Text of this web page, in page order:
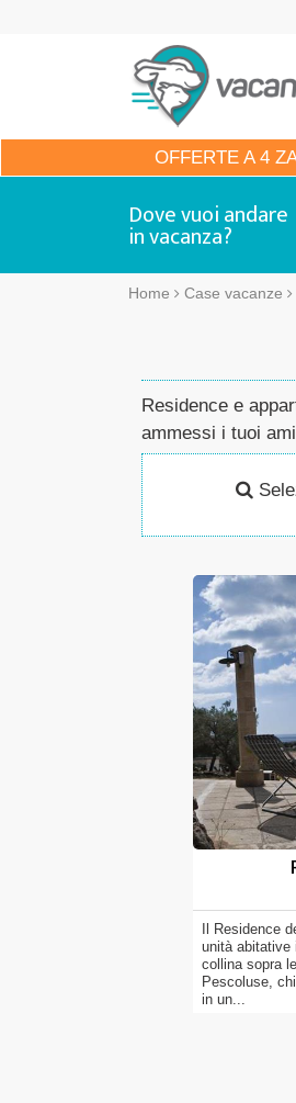
OFFERTEA 4
Dove vuoi andare
in vacanza?
Home Case vacanze
Residence e
ammessi i tuoi
Il Residence
unità abitative
collina sopra
Pescoluse,
in un...